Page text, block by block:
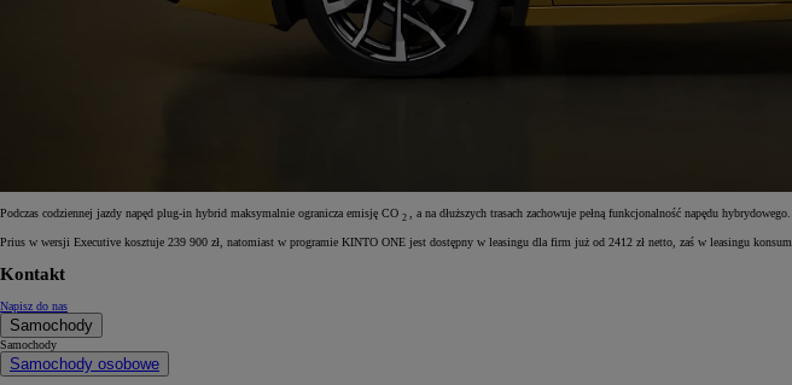
Podczas codziennej jazdy napęd plug-in hybrid maksymalnie ogranicza emisję CO 2 , a na dłuższych trasach zachowuje pełną funkcjonalność napędu
Prius w wersji Executive kosztuje 239 900 zł, natomiast w programie KINTO ONE jest dostępny w leasingu dla firm już od 2412 zł netto, zaś w leasingu
Kontakt
Napisz do nas
Samochody
Samochody
Samochody osobowe